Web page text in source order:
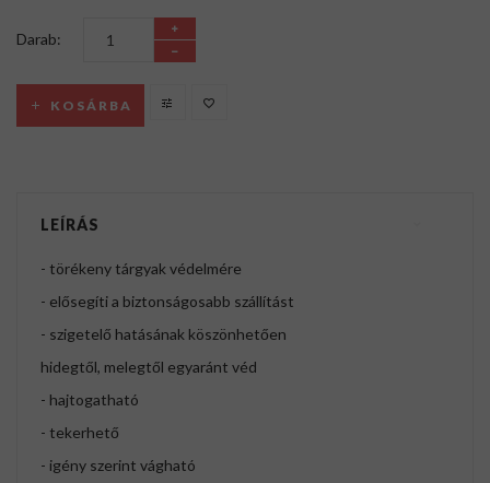
Darab:
KOSÁRBA
LEÍRÁS
- törékeny tárgyak védelmére
- elősegíti a biztonságosabb szállítást
- szigetelő hatásának köszönhetően
hidegtől, melegtől egyaránt véd
- hajtogatható
- tekerhető
- igény szerint vágható